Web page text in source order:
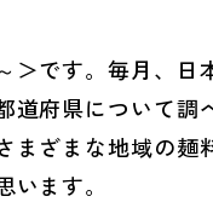
＞です。毎月、日
道府県について調
まざまな地域の麺
ます。